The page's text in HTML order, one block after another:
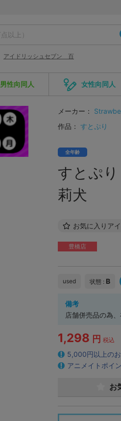
アイドリッシュセブン 百
男性向同人 女性向同人
メーカー：
作品： すとぷり
全年齢
すとぷ
莉犬
お気に入りア
豊橋店
used 状態 : B
備考
店舗併売品の為
1,298 円 税込
5,000円以上の
アニメイトポイ
お